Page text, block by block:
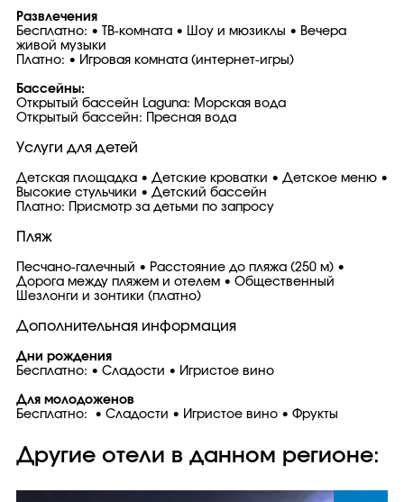
Развлечения
Бесплатно: • ТВ-комната • Шоу и мюзиклы • Вечера
живой музыки
Платно: • Игровая комната (интернет-игры)
Бассейны:
Открытый бассейн Laguna: Морская вода
Открытый бассейн: Пресная вода
Услуги для детей
Детская площадка • Детские кроватки • Детское меню •
Высокие стульчики • Детский бассейн
Платно: Присмотр за детьми по запросу
Пляж
Песчано-галечный • Расстояние до пляжа (250 м) •
Дорога между пляжем и отелем • Общественный
Шезлонги и зонтики (платно)
Дополнительная информация
Дни рождения
Бесплатно: • Сладости • Игристое вино
Для молодоженов
Бесплатно: • Сладости • Игристое вино • Фрукты
Другие отели в данном регионе: